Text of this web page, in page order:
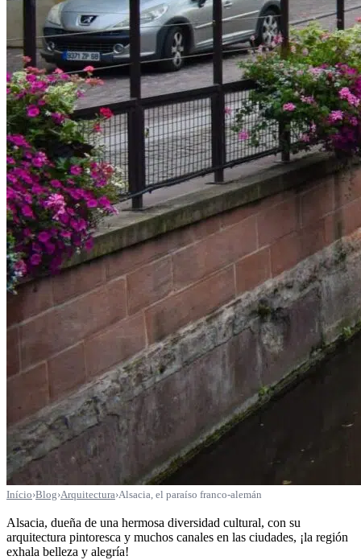
Início›Blog›Arquitectura›Alsacia, el paraíso franco-alemán
Alsacia, dueña de una hermosa diversidad cultural, con su
arquitectura pintoresca y muchos canales en las ciudades, ¡la región
exhala belleza y alegría!